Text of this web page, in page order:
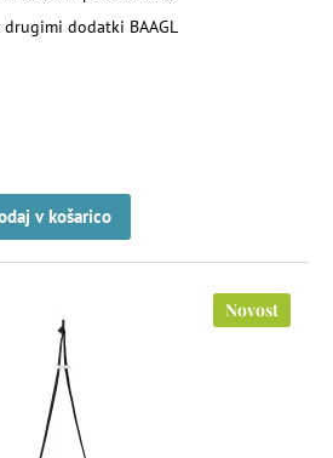
dodatki BAAGL
v košarico
Novost